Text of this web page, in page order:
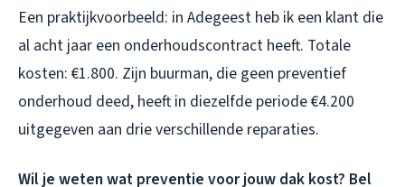
Een praktijkvoorbeeld: in Adegeest heb ik een klant die
al acht jaar een onderhoudscontract heeft. Totale
kosten: €1.800. Zijn buurman, die geen preventief
onderhoud deed, heeft in diezelfde periode €4.200
uitgegeven aan drie verschillende reparaties.
Wil je weten wat preventie voor jouw dak kost? Bel